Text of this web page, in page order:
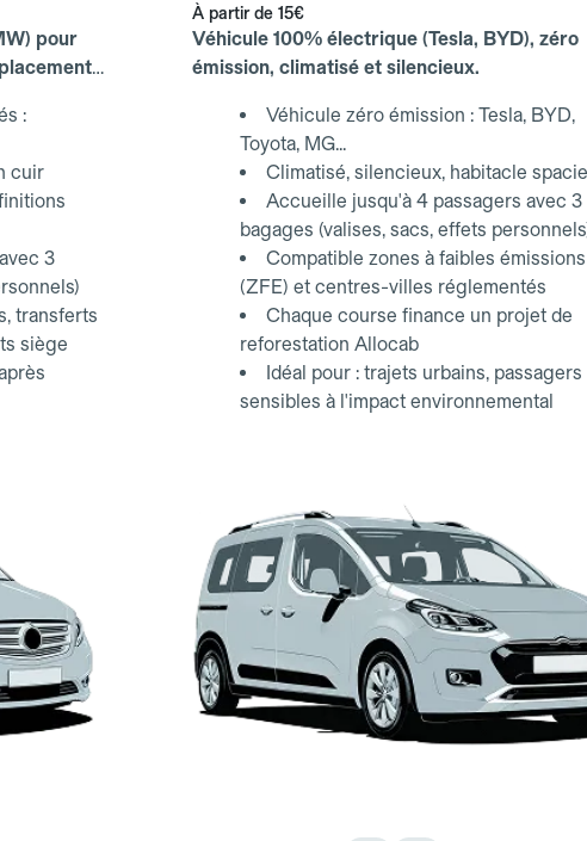
pour
:
cuir
3
transferts
siège
À partir de 15€
Véhicule 100% électrique (Tesla, BYD), zéro
émission, climatisé et silencieux.
Véhicule zéro émission : Tesla, BYD,
Toyota, MG...
Climatisé, silencieux, habitacle
Accueille jusqu'à 4 passagers avec 3
bagages (valises, sacs, effets
Compatible zones à faibles émissions
(ZFE) et centres-villes réglementés
Chaque course finance un projet de
reforestation Allocab
Idéal pour : trajets urbains, passagers
sensibles à l'impact environnemental